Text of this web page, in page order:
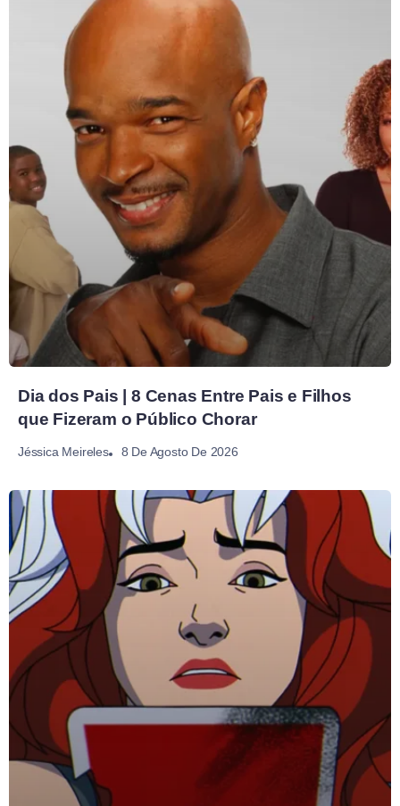
Dia dos Pais | 8 Cenas Entre Pais e Filhos
que Fizeram o Público Chorar
Jéssica Meireles 8 De Agosto De 2026